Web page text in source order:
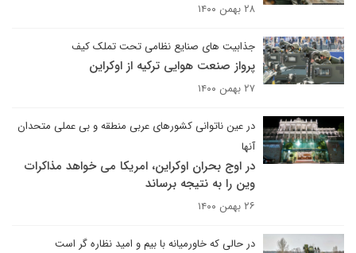
۲۸ بهمن ۱۴۰۰
جذابیت های صنایع نظامی تحت تملک کیف
پرواز صنعت هوایی ترکیه از اوکراین
۲۷ بهمن ۱۴۰۰
در عین ناتوانی کشورهای عربی منطقه و بی عملی متحدان
آنها
در اوج بحران اوکراین، امریکا می خواهد مذاکرات
وین را به نتیجه برساند
۲۶ بهمن ۱۴۰۰
در حالی که خاورمیانه با بیم و امید نظاره گر است